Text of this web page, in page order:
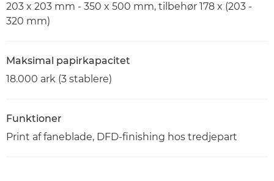
203 x 203 mm - 350 x 500 mm, tilbehør 178 x (203 -
320 mm)
Maksimal papirkapacitet
18.000 ark (3 stablere)
Funktioner
Print af faneblade, DFD-finishing hos tredjepart